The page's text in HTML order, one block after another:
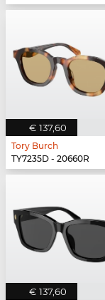
€ 137,60
Tory Burch
TY7235D - 20660R
€ 137,60